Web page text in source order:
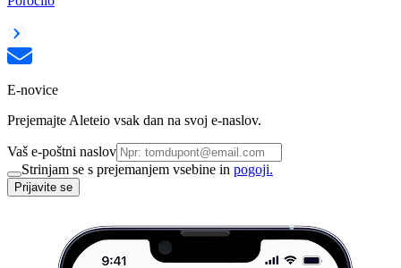
E-novice
Prejemajte Aleteio vsak dan na svoj e-naslov.
Vaš e-poštni naslov
Strinjam se s prejemanjem vsebine in pogoji.
Prijavite se